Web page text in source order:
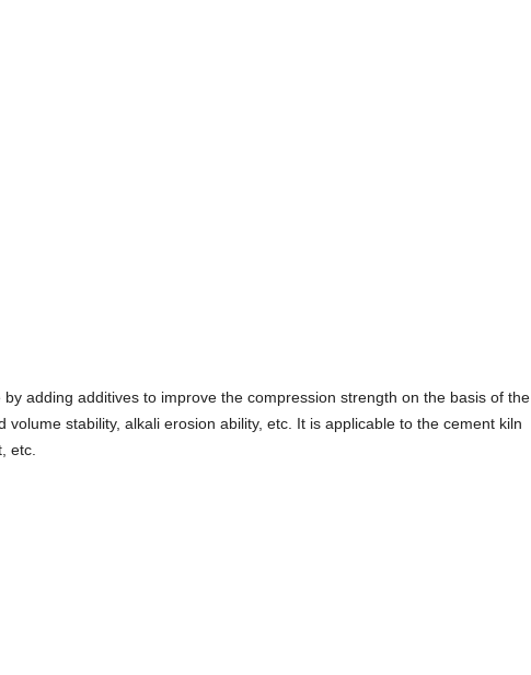
adding additives to improve the compression strength on the basis of the
stability, alkali erosion ability, etc. It is applicable to the cement kiln
etc.